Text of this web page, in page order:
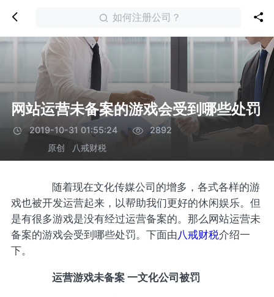
如何注册公司？
网站运营未备案的游戏会受到哪些处罚
2019-10-31 01:55:24
2892
原创
八戒财税
随着现在文化传媒公司的增多，各式各样的游
戏也被开发运营起来，以帮助我们更好的休闲娱乐。但
是有很多游戏是没有经过运营备案的。那么网站运营未
备案的游戏会受到哪些处罚。下面由 八戒财税介绍一
下。
运营游戏未备案 一文化公司被罚